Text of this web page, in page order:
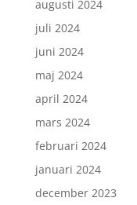
augusti 2024
juli 2024
juni 2024
maj 2024
april 2024
mars 2024
februari 2024
januari 2024
december 2023